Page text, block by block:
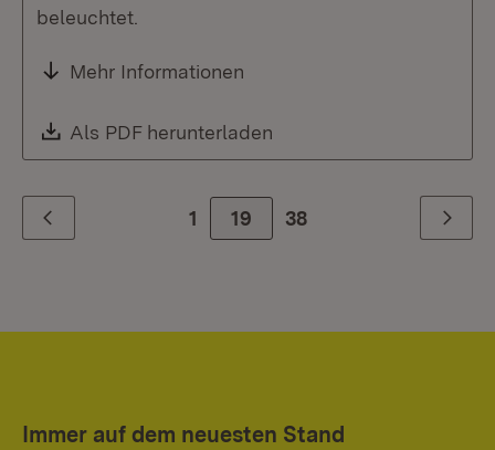
beleuchtet.
Mehr Informationen
Download:
Als PDF herunterladen
Zurück 1 Zur Seite
19 38 Weiter
Immer auf dem neuesten Stand